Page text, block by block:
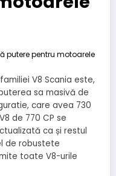
V8 Scania este,
sa masivă de
care avea 730
de 770 CP se
ca și restul
de robustete
toate V8-urile